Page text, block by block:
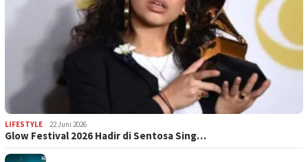
LIFESTYLE 22 Juni 2026
Glow Festival 2026 Hadir di Sentosa Sing…